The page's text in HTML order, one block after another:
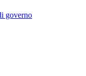
governo